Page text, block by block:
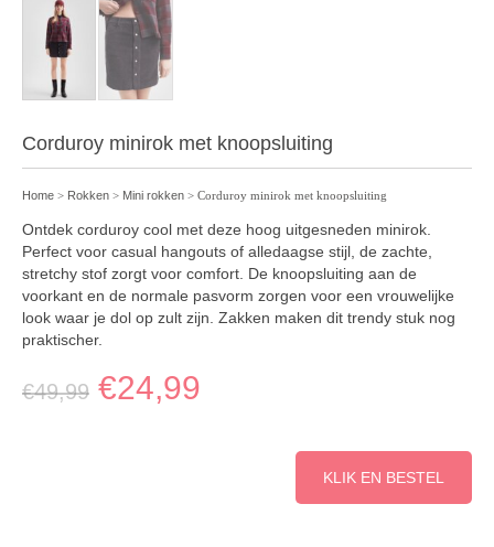
Corduroy minirok met knoopsluiting
Home > Rokken > Mini rokken > Corduroy minirok met knoopsluiting
Ontdek corduroy cool met deze hoog uitgesneden minirok.
Perfect voor casual hangouts of alledaagse stijl, de zachte,
stretchy stof zorgt voor comfort. De knoopsluiting aan de
voorkant en de normale pasvorm zorgen voor een vrouwelijke
look waar je dol op zult zijn. Zakken maken dit trendy stuk nog
praktischer.
€49,99 €24,99
KLIK EN BESTEL